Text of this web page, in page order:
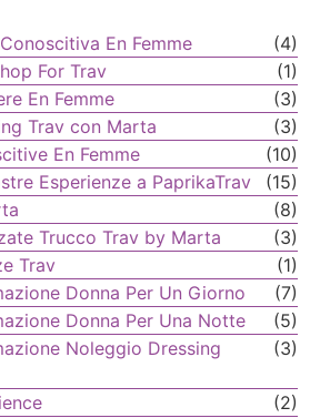
En Femme
(4)
For Trav
(1)
En Femme
(3)
Trav con Marta
(3)
En Femme
(10)
Esperienze a PaprikaTrav
(15)
(8)
Trucco Trav by Marta
(3)
Trav
(1)
Donna Per Un Giorno
(7)
Donna Per Una Notte
(5)
Noleggio Dressing
(3)
(2)